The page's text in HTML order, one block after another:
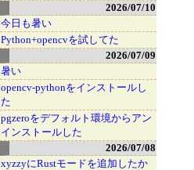
2026/07/10
今日も暑い
Python+opencvを試してた
2026/07/09
暑い
opencv-pythonをインストールし
た
pgzeroをデフォルト環境からアン
インストールした
2026/07/08
xyzzyにRustモードを追加したか